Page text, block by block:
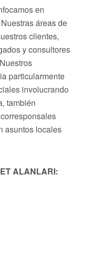
en
áreas de
clientes,
y consultores
particularmente
involucrando
también
asuntos locales
ALANLARI: